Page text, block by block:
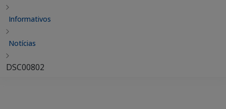
Informativos
Notícias
DSC00802